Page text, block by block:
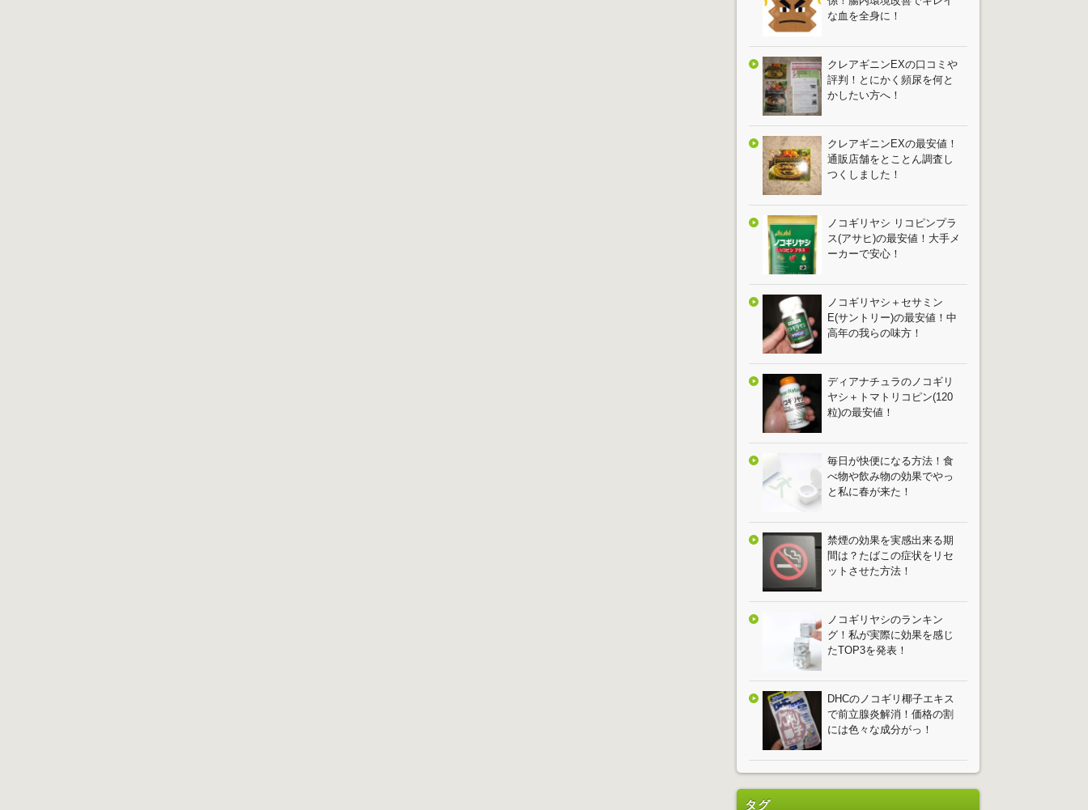
な血を全身に！
クレアギニンEXの口コミや
評判！とにかく頻尿を何と
かしたい方へ！
クレアギニンEXの最安値！
通販店舗をとことん調査し
つくしました！
ノコギリヤシ リコピンプラ
ス(アサヒ)の最安値！大手メ
ーカーで安心！
ノコギリヤシ＋セサミン
E(サントリー)の最安値！中
高年の我らの味方！
ディアナチュラのノコギリ
ヤシ＋トマトリコピン(120
粒)の最安値！
毎日が快便になる方法！食
べ物や飲み物の効果でやっ
と私に春が来た！
禁煙の効果を実感出来る期
間は？たばこの症状をリセ
ットさせた方法！
ノコギリヤシのランキン
グ！私が実際に効果を感じ
たTOP3を発表！
DHCのノコギリ椰子エキス
で前立腺炎解消！価格の割
には色々な成分がっ！
タグ